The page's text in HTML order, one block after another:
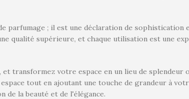
parfumage ; il est une déclaration de sophistication
qualité supérieure, et chaque utilisation est une
transformez votre espace en un lieu de splendeur
tout en ajoutant une touche de grandeur à
de la beauté et de l'élégance.